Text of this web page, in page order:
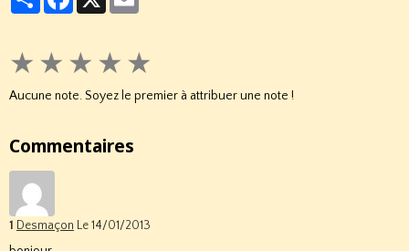
★ ★ ★ ★ ★
Aucune note. Soyez le premier à attribuer une note !
Commentaires
1 Desmaçon Le 14/01/2013